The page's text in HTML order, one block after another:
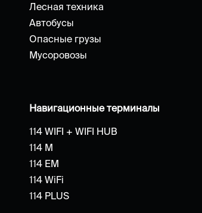
Лесная техника
Автобусы
Опасные грузы
Мусоровозы
Навигационные терминалы
114 WIFI + WIFI HUB
114 M
114 EM
114 WiFi
114 PLUS